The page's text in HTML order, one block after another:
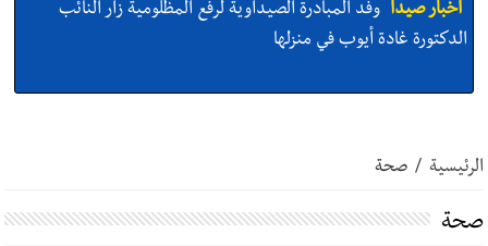
أخبار صيدا بالصور: لأوّل مرّة ما منكون سوا… معرض أرشيفي خاص
تحية من صيدا إلى الفنان المبدع الراحل زياد الرحباني: |إحتفالية
أخبار صيدا بالصور : غسان سركيس يرعى تخرّج فوج الفكر والإبداع
الرئيسية / صحة
صحة